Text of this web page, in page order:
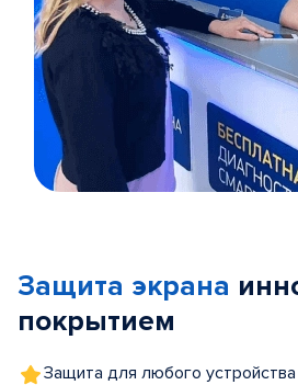
5
Защита экрана
покрытием
Защита для любого